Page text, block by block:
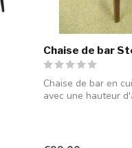
Chaise de bar
Chaise de bar en
avec une hauteur